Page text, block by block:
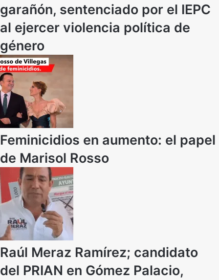
garañón, sentenciado por el IEPC
al ejercer violencia política de
género
Feminicidios en aumento: el papel
de Marisol Rosso
Raúl Meraz Ramírez; candidato
del PRIAN en Gómez Palacio,